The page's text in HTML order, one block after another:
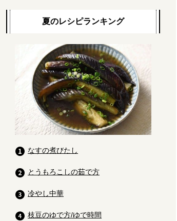
夏のレシピランキング
なすの煮びたし
とうもろこしの茹で方
冷やし中華
枝豆のゆで方/ゆで時間